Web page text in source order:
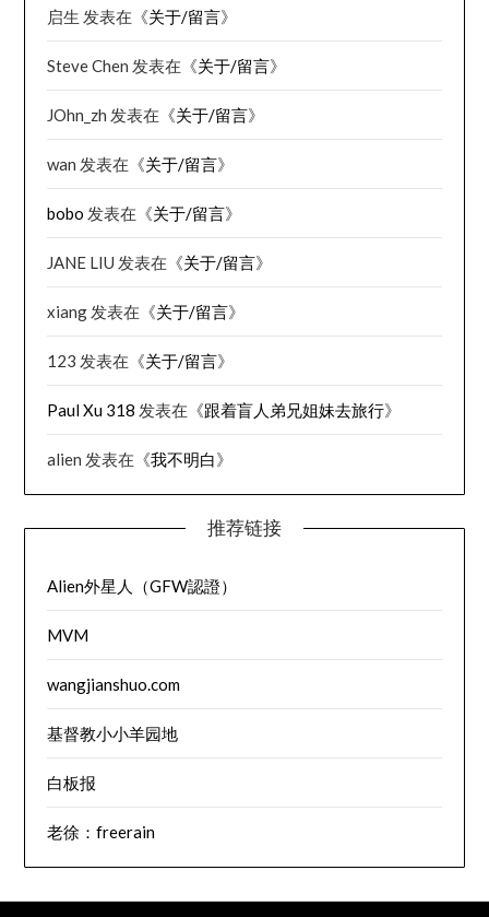
启生 发表在《关于/留言》
Steve Chen 发表在《关于/留言》
JOhn_zh 发表在《关于/留言》
wan 发表在《关于/留言》
bobo 发表在《关于/留言》
JANE LIU 发表在《关于/留言》
xiang 发表在《关于/留言》
123 发表在《关于/留言》
Paul Xu 318 发表在《跟着盲人弟兄姐妹去旅行》
alien 发表在《我不明白》
推荐链接
Alien外星人（GFW認證）
MVM
wangjianshuo.com
基督教小小羊园地
白板报
老徐：freerain